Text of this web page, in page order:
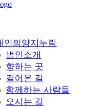
인의양지누림
법인소개
향하는 곳
걸어온 길
함께하는 사람들
오시는 길